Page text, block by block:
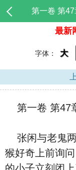
第一卷 第
最新
字体： 大
第一卷 第47
张闲与老鬼两
猴好奇上前询